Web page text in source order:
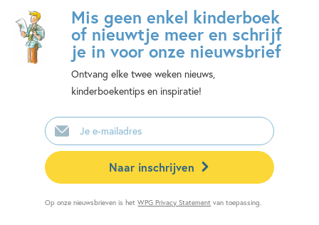
Mis geen enkel kinderboek
of nieuwtje meer en schrijf
je in voor onze nieuwsbrief
Ontvang elke twee weken nieuws,
kinderboekentips en inspiratie!
E-
mailadres
Naar inschrijven
Op onze nieuwsbrieven is hetWPG Privacy Statement van toepassing.